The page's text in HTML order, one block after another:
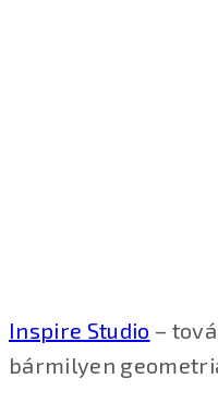
Inspire Studio –
bármilyen